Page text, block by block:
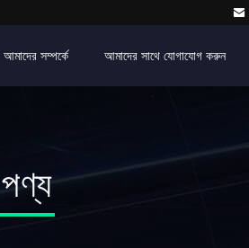
আমাদের সম্পর্কে আমাদের সাথে যোগাযোগ করুন
পণ্য